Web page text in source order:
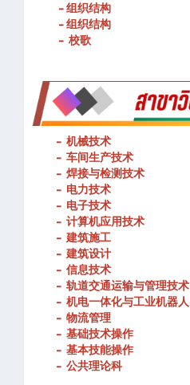
- 组织结构
- 组织结构
- 校歌
- 机械技术
- 车间生产技术
- 焊接与检测技术
- 电力技术
- 电子技术
- 计算机应用技术
-建筑施工
-建筑设计
- 信息技术
- 轨道交通运输与管理技术
- 机电一体化与工业机器人
- 物流管理
- 基础技术操作
- 基本技能操作
- 公共理论科